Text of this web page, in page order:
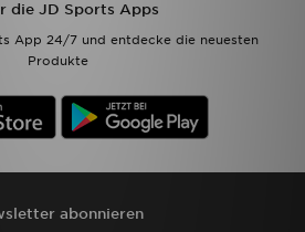
die JD Sports Apps
App 24/7 und entdecke die neuesten
Produkte
abonnieren